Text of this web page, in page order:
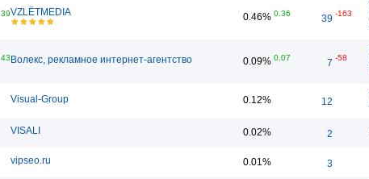
39VZLЁTMEDIA 0.46% 0.36 39 -163
43 Волекс, рекламное интернет-агентство 0.09% 0.07 7 -58
Visual-Group 0.12% 12
VISALI 0.02% 2
vipseo.ru 0.01% 3